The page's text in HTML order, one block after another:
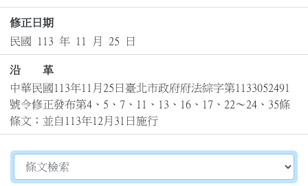
修正日期
民國 113 年 11 月 25 日
沿 革
中華民國113年11月25日臺北市政府府法綜字第1133052491
號令修正發布第4、5、7、11、13、16、17、22～24、35條
條文；並自113年12月31日施行
切換選擇法規資訊內容